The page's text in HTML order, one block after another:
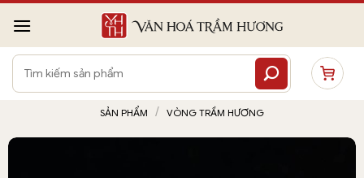
qua
nội
dung
Tìm
SẢN PHẨM / VÒNG TRẦM HƯƠNG